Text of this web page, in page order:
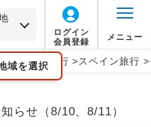
域を選択
ログイン
会員登録
メニュー
ーロッパ旅行 >スペイン旅行 >
らせ（8/10、8/11）